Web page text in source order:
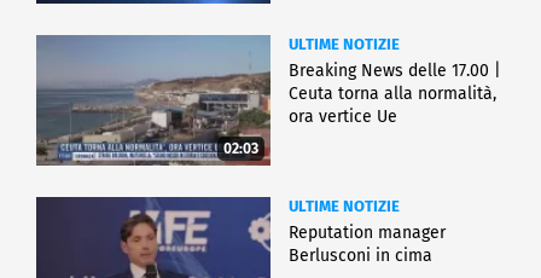
02:03
ULTIME NOTIZIE
Breaking News delle 17.00 |
Ceuta torna alla normalità,
ora vertice Ue
ULTIME NOTIZIE
Reputation manager
Berlusconi in cima